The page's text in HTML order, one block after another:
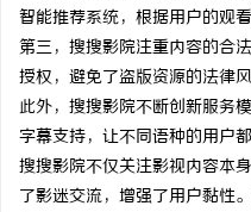
智能推荐系统，根据用户的观
第三，搜搜影院注重内容的合
授权，避免了盗版资源的法律
此外，搜搜影院不断创新服务
字幕支持，让不同语种的用户
搜搜影院不仅关注影视内容本
了影迷交流，增强了用户黏性